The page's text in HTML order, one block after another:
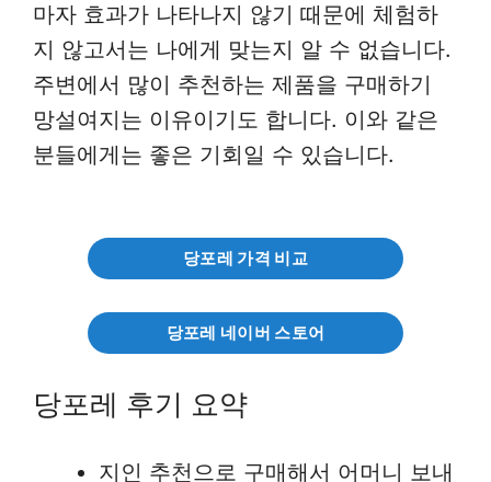
마자 효과가 나타나지 않기 때문에 체험하
지 않고서는 나에게 맞는지 알 수 없습니다.
주변에서 많이 추천하는 제품을 구매하기
망설여지는 이유이기도 합니다. 이와 같은
분들에게는 좋은 기회일 수 있습니다.
당포레 가격 비교
당포레 네이버 스토어
당포레 후기 요약
지인 추천으로 구매해서 어머니 보내